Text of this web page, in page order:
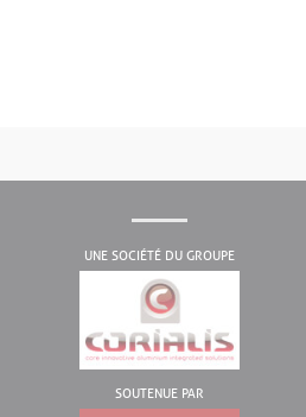
UNE SOCIÉTÉ DU GROUPE
SOUTENUE PAR